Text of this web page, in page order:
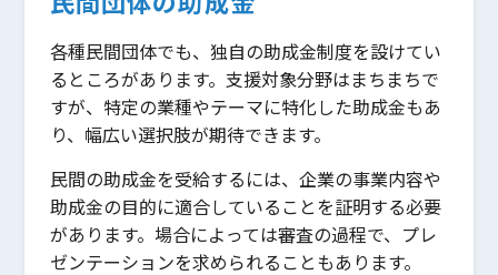
各種民間団体でも、独自の助成金制度を設けてい
るところがあります。支援対象分野はまちまちで
すが、特定の業種やテーマに特化した助成金もあ
り、幅広い選択肢が期待できます。
民間の助成金を受給するには、企業の事業内容や
助成金の目的に適合していることを証明する必要
があります。場合によっては審査の過程で、プレ
ゼンテーションを求められることもあります。